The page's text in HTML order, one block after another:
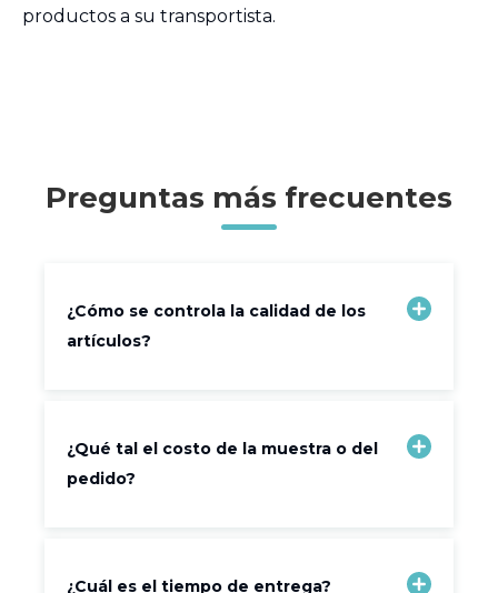
productos a su transportista.
Preguntas más frecuentes
¿Cómo se controla la calidad de los
artículos?
¿Qué tal el costo de la muestra o del
pedido?
¿Cuál es el tiempo de entrega?